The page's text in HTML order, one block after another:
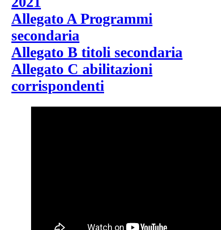
Allegato A Programmi
secondaria
Allegato B titoli secondaria
Allegato C abilitazioni
corrispondenti